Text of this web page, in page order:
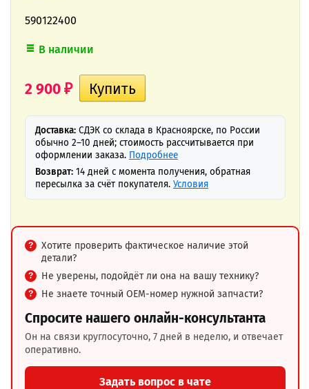
590122400
В наличии
2 900 ₽
Доставка: СДЭК со склада в Красноярске, по России
обычно 2–10 дней; стоимость рассчитывается при
оформлении заказа. Подробнее
Возврат: 14 дней с момента получения, обратная
пересылка за счёт покупателя. Условия
Хотите проверить фактическое наличие этой
детали?
Не уверены, подойдёт ли она на вашу технику?
Не знаете точный OEM-номер нужной запчасти?
Спросите нашего онлайн-консультанта
Он на связи круглосуточно, 7 дней в неделю, и отвечает
оперативно.
Задать вопрос в чате